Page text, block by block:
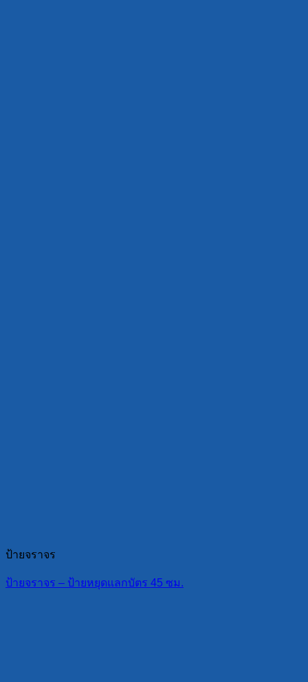
ป้ายจราจร
ป้ายจราจร – ป้ายหยุดแลกบัตร 45 ซม.